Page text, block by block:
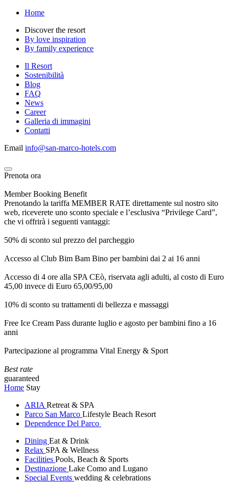
Home
Discover the resort
By love inspiration
By family experience
Il Resort
Sostenibilità
Blog
FAQ
News
Career
Galleria di immagini
Contatti
Email info@san-marco-hotels.com
Prenota ora
Member Booking Benefit
Prenotando la tariffa MEMBER RATE direttamente sul nostro sito
web, riceverete uno sconto speciale e l’esclusiva “Privilege Card”,
che vi offrirà i seguenti vantaggi:
50% di sconto sul prezzo del parcheggio
Accesso al Club Bim Bam Bino per bambini dai 2 ai 16 anni
Accesso di 4 ore alla SPA CEò, riservata agli adulti, al costo di Euro
45,00 invece di Euro 65,00/95,00
10% di sconto su trattamenti di bellezza e massaggi
Free Ice Cream Pass durante luglio e agosto per bambini fino a 16
anni
Partecipazione al programma Vital Energy & Sport
Best rate
guaranteed
Home Stay
ARIA Retreat & SPA
Parco San Marco Lifestyle Beach Resort
Dependence Del Parco
Dining Eat & Drink
Relax SPA & Wellness
Facilities Pools, Beach & Sports
Destinazione Lake Como and Lugano
Special Events wedding & celebrations